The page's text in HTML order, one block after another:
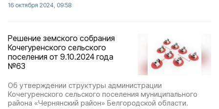
16 октября 2024, 09:58
Решение земского собрания
Кочегуренского сельского
поселения от 9.10.2024 года
№63
Об утверждении структуры администрации
Кочегуренского сельского поселения муниципального
района «Чернянский район» Белгородской области.